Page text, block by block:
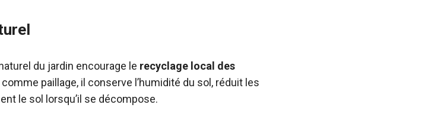
du jardin encourage le recyclage local des
paillage, il conserve l’humidité du sol, réduit les
le sol lorsqu’il se décompose.